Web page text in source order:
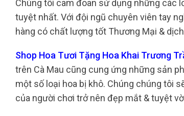
Chúng tôi cam đoan sử dụng những các
tuyệt nhất. Với đội ngũ chuyên viên tay
hàng có chất lượng tốt Thương Mại &
Shop Hoa Tươi Tặng Hoa Khai Trương
trên Cà Mau cũng cung ứng những sản
một số loại hoa bị khô. Chúng chúng tôi
của người chơi trở nên đẹp mắt & tuyệt